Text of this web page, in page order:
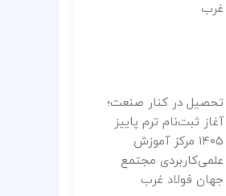
غرب
تحصیل در کنار صنعت؛
آغاز ثبت‌نام ترم پاییز
۱۴۰۵ مرکز آموزش
علمی‌کاربردی مجتمع
جهان فولاد غرب